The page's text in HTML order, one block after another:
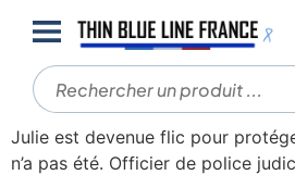
UNE FLIC EN
Julie est devenue flic pour
n’a pas été. Officier de police